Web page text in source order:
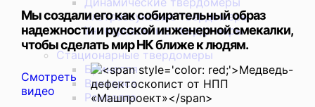
Ультразвуковые твердомеры
Универсальные твердомеры
Стационарные твердомеры
Бринелля
Виккерса
Роквелла
Мы создали его как собирательный образ
надежности и русской инженерной смекалки,
чтобы сделать мир НК ближе к людям.
Смотреть
видео